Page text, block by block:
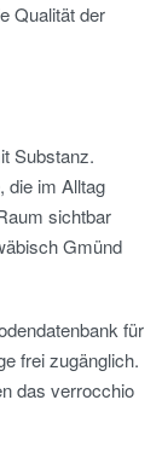
Qualität der
Substanz.
die im Alltag
sichtbar
Gmünd
für
frei zugänglich.
das verrocchio